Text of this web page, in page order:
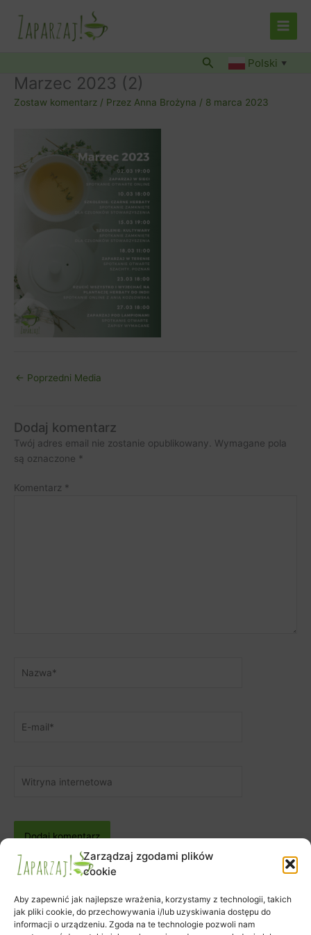
Zarządzaj zgodami plików
cookie
Aby zapewnić jak najlepsze wrażenia, korzystamy z technologii, takich
jak pliki cookie, do przechowywania i/lub uzyskiwania dostępu do
informacji o urządzeniu. Zgoda na te technologie pozwoli nam
treści
Szukaj Polski ▼
Marzec 2023 (2)
Zostaw komentarz / Przez Anna Brożyna / 8 marca 2023
← Poprzedni Media
Dodaj komentarz
Twój adres email nie zostanie opublikowany.
Wymagane pola
są oznaczone *
Komentarz *
mail*
internetowa